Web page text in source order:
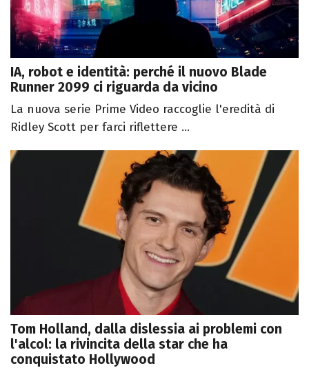
IA, robot e identità: perché il nuovo Blade
Runner 2099 ci riguarda da vicino
La nuova serie Prime Video raccoglie l'eredità di
Ridley Scott per farci riflettere ...
Tom Holland, dalla dislessia ai problemi con
l'alcol: la rivincita della star che ha
conquistato Hollywood